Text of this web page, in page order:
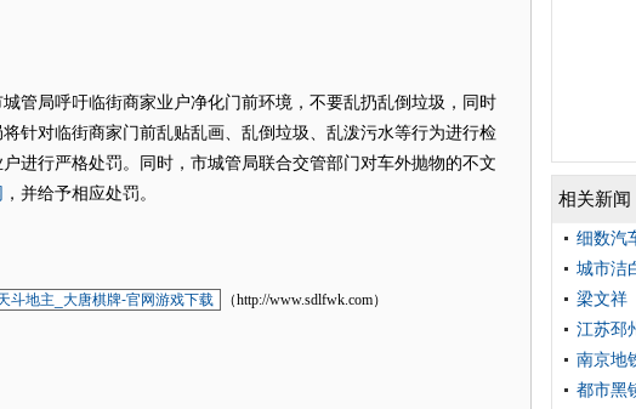
局呼吁临街商家业户净化门前环境，不要乱扔乱倒垃圾，同时
针对临街商家门前乱贴乱画、乱倒垃圾、乱泼污水等行为进行检
进行严格处罚。同时，市城管局联合交管部门对车外抛物的不文
，并给予相应处罚。
斗地主_大唐棋牌-官网游戏下载 （http://www.sdlfwk.com）
相关新闻
细数汽
城市洁
梁文祥
江苏邳
南京地
都市黑